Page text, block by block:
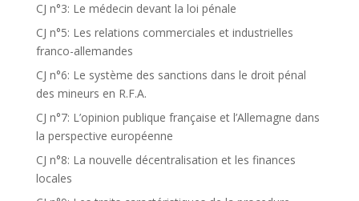
CJ n°3: Le médecin devant la loi pénale
CJ n°5: Les relations commerciales et industrielles
franco-allemandes
CJ n°6: Le système des sanctions dans le droit pénal
des mineurs en R.F.A.
CJ n°7: L’opinion publique française et l’Allemagne dans
la perspective européenne
CJ n°8: La nouvelle décentralisation et les finances
locales